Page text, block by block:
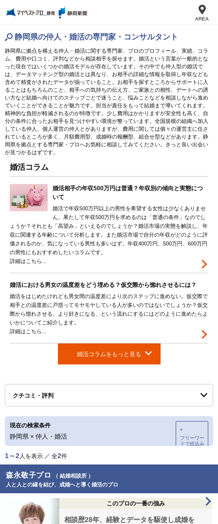
AREA
静岡県の仲人・婚活の専門家・コンサルタント
静岡県に拠点を構える仲人・婚活に関する専門家、プロのプロフィール、実績、コラ
ム、費用や口コミ、評判などから相談相手を探せます。婚活という言葉が一般的とな
った現在ではいくつかの婚活モデルが存在しています。その中でも仲人型の婚活で
は、データマッチング型の婚活とは異なり、お相手の詳細な情報を取得し年収なども
含めて精査がされたデータが揃っていること。お相手を探すところからサポートに入
ることはもちろんのこと、相手への気持ちの伝え方、ご家族との相性、デートへの誘
い方など結婚へ向けてのステップごとで迷うこと、悩みことなどを相談しながら進め
ていくことができることが魅力です。担当が責任をもって結婚まで導いてくれます。
精神的な負担が軽減されるのが特徴です。少し費用はかかりますが安全性も高く、自
分の条件に合ったお相手を見つけやすい環境が整っています。全国規模の組織へ加入
している仲人、個人運営の仲人とがありますが、費用に関しては個々の運営主に任さ
れているところが多く、月額費用型、成婚時の報酬型、組合せ型などがあります。静
岡県を拠点とする専門家・プロへお気軽に相談してみてください。きっと良い出会い
が見つかるはずです。
婚活コラム
婚活相手の年収500万円は普通？年収別の傾向と実態につ
いて
婚活で年収500万円以上の男性を希望する女性は少なくありませ
ん。果たして年収500万円を求めるのは「普通の条件」なのでし
ょうか？それとも「高望み」といえるのでしょうか？婚活市場の実態を解説し、年
収に関連する年齢について分析します。また婚活市場で自分の年収がどのように評
価されるのか、気になっている男性も多いはず。年収400万円、500万円、600万円
の男性にもおすすめしたいコラムです。
詳細はこちら...
婚活における男女の温度差をどう埋める？仮交際から惚れさせるには？
婚活をはじめたけれども男女間の温度差により次のステップに進めない。仮交際で
相手との温度差に戸惑ってモヤモヤしている人が多いのではないでしょうか？仮交
際から惚れさせる、より好きになる、という流れにするにはどのように進めたらよ
いかについてご紹介します。
詳細はこちら...
婚活コラムをもっと見る
クチコミ・評判
現在の検索条件
静岡県 × 仲人・婚活
＋
フリーワー
ドで絞込み
1～2人を表示 ／ 全2件
森永敬子プロ
（ 結婚相談所 ）
人と人との縁を結び、成婚へと導く婚活のプロ
このプロの一番の強み
相談歴28年、経験とデータを駆使し成婚を